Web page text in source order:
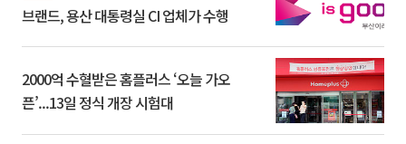
브랜드, 용산 대통령실 CI 업체가 수행
2000억 수혈받은 홈플러스 ‘오늘 가오
픈’...13일 정식 개장 시험대